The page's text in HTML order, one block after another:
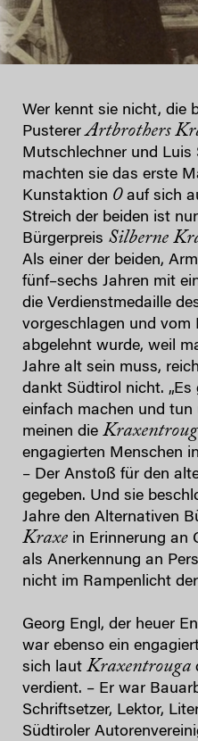
Wer kennt sie nicht, die
PustererArtbrothers
Mutschlechner und Luis
machten sie das erste
Kunstaktion 0auf sich
Streich der beiden ist
Bürgerpreis Silberne
Als einer der beiden,
fünf–sechs Jahren mit
die Verdienstmedaille
vorgeschlagen und vom
abgelehnt wurde, weil
Jahre alt sein muss,
dankt Südtirol nicht. „Es
einfach machen und tun
meinen die
engagierten Menschen
– Der Anstoß für den
gegeben. Und sie
Jahre den Alternativen
Kraxe in Erinnerung an
als Anerkennung an
nicht im Rampenlicht
Georg Engl, der heuer
war ebenso ein
sich laut Kraxentrouga
verdient. – Er war
Schriftsetzer, Lektor,
Südtiroler